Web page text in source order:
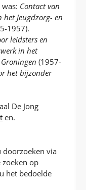
Contact van
Jeugdzorg- en
1957).
leidsters en
in het
(1957-
het bijzonder
De Jong
en.
doorzoeken via
zoeken op
het bedoelde